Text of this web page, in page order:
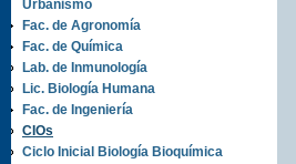
Urbanismo
Fac. de Agronomía
Fac. de Química
Lab. de Inmunología
Lic. Biología Humana
Fac. de Ingeniería
CIOs
Ciclo Inicial Biología Bioquímica